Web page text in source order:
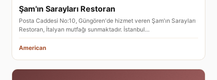
Şam'ın Sarayları Restoran
Posta Caddesi No:10, Güngören'de hizmet veren Şam'ın Sarayları
Restoran, İtalyan mutfağı sunmaktadır. İstanbul…
American